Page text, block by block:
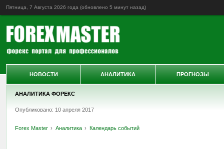
Пятница, 7 Августа 2026 года (обновлено 5 минут назад)
АНАЛИТИКА ФОРЕКС
Опубликовано: 10 апреля 2017
Forex Master Аналитика Календарь событий
НОВОСТИ АНАЛИТИКА ПРОГНОЗЫ